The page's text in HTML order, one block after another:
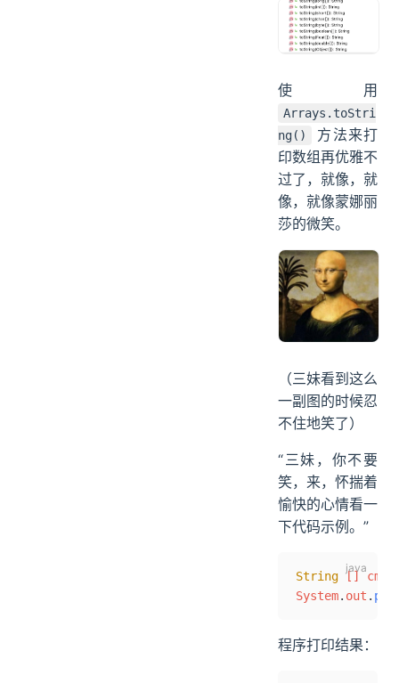
使用
Arrays.toStri
ng()
方法来打
印数组再优雅不
过了，就像，就
像，就像蒙娜丽
莎的微笑。
（三妹看到这么
一副图的时候忍
不住地笑了）
“三妹，你不要
笑，来，怀揣着
愉快的心情看一
下代码示例。”
String []
System. out .
程序打印结果：